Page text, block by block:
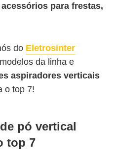
acessórios para frestas,
do Eletrosinter
da linha e
aspiradores verticais
o top 7!
pó vertical
top 7